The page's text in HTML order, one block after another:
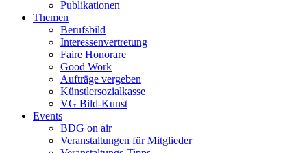
Publikationen
Themen
Berufsbild
Interessenvertretung
Faire Honorare
Good Work
Aufträge vergeben
Künstlersozialkasse
VG Bild-Kunst
Events
BDG on air
Veranstaltungen für Mitglieder